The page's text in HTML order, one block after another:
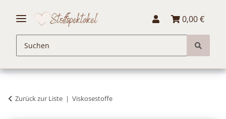
0,00 €
Zurück zur Liste Viskosestoffe